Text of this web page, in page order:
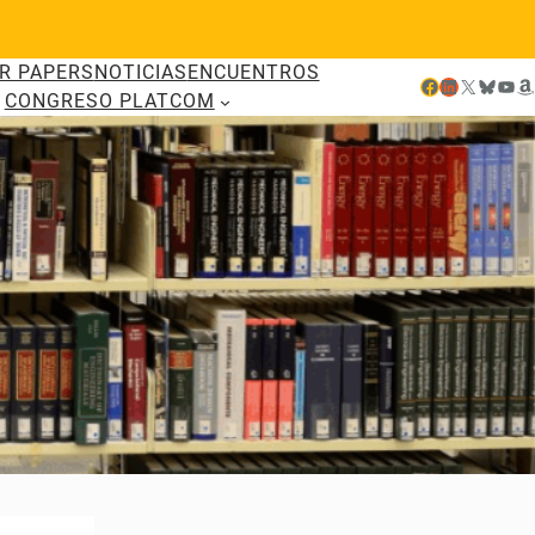
PAPERS NOTICIAS ENCUENTROS
CONGRESO PLATCOM
Facebook LinkedIn X Bluesky YouTube Amazon